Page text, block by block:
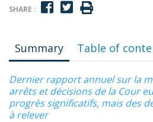
SHARE :
Summary Table of
Dernier rapport annuel sur la
arrêts et décisions de la Cour
progrès significatifs, mais des
à relever